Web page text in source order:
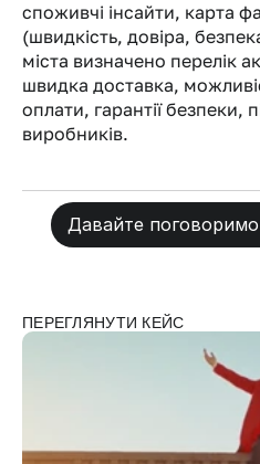
споживчі інсайти, карта
(швидкість, довіра,
міста визначено перелік
швидка доставка,
оплати, гарантії безпеки,
виробників.
Давайте
ПЕРЕГЛЯНУТИ КЕЙС